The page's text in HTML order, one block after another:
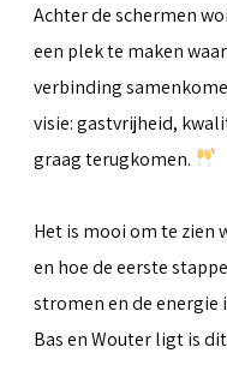
Achter de schermen
een plek te maken
verbinding
visie: gastvrijheid,
graag terugkomen.
Het is mooi om te zien
en hoe de eerste
stromen en de energie
Bas en Wouter ligt is